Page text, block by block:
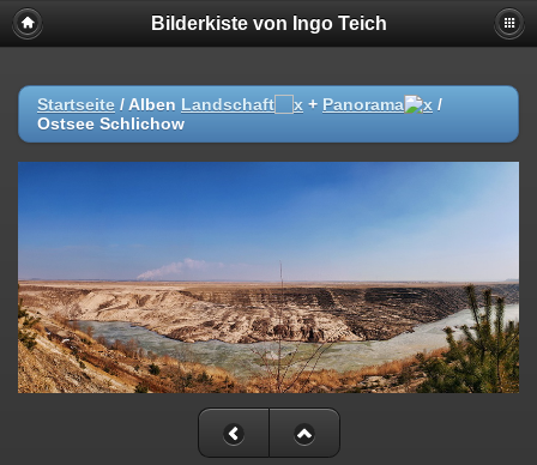
Bilderkiste von Ingo Teich
Startseite / Alben Landschaft + Panorama
/
Ostsee Schlichow